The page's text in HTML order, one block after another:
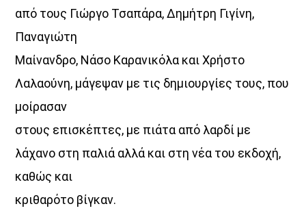
16:00
HOT 40 Θέμης Γεωργαντάς
18:00
20:00
Just Music
από τους Γιώργο Τσαπάρα, Δημήτρη Γιγίνη,
Παναγιώτη
Μαίνανδρο, Νάσο Καρανικόλα και Χρήστο
Λαλαούνη, μάγεψαν με τις δημιουργίες τους, που
μοίρασαν
στους επισκέπτες, με πιάτα από λαρδί με
λάχανο στη παλιά αλλά και στη νέα του εκδοχή,
καθώς και
κριθαρότο βίγκαν.